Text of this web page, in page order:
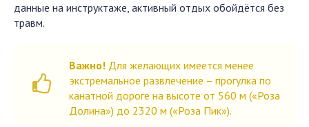
данные на инструктаже, активный отдых обойдётся без
травм.
Важно! Для желающих имеется менее
экстремальное развлечение – прогулка по
канатной дороге на высоте от 560 м («Роза
Долина») до 2320 м («Роза Пик»).